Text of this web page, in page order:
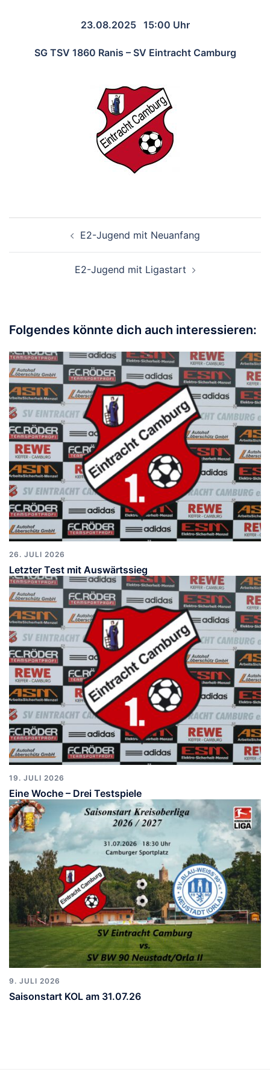
23.08.2025 15:00 Uhr
SG TSV 1860 Ranis – SV Eintracht Camburg
E2-Jugend mit Neuanfang
E2-Jugend mit Ligastart
Folgendes könnte dich auch interessieren:
26. JULI 2026
Letzter Test mit Auswärtssieg
19. JULI 2026
Eine Woche – Drei Testspiele
9. JULI 2026
Saisonstart KOL am 31.07.26